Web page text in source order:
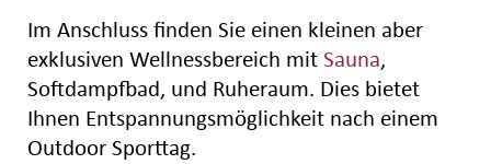
Im Anschluss finden Sie einen kleinen aber
exklusiven Wellnessbereich mitSauna,
Softdampfbad, und Ruheraum. Dies bietet
Ihnen Entspannungsmöglichkeit nach einem
Outdoor Sporttag.